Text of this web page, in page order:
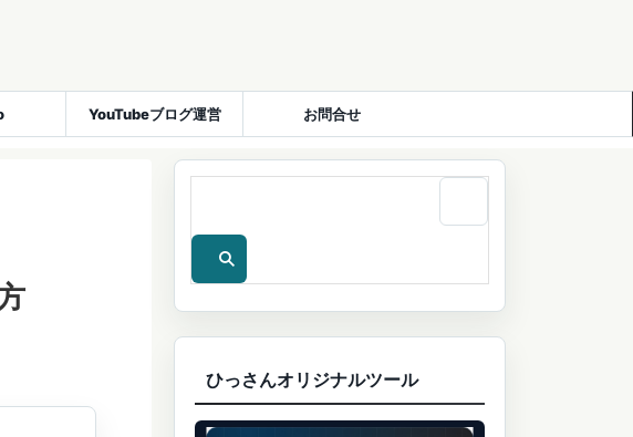
YouTubeブログ運営 お問合せ
ひっさんオリジナルツール